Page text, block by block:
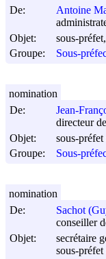
De:
Antoine
Objet:
sous-
Groupe:
Sous-
De:
Jean-
directeur
Objet:
sous-
Groupe:
Sous-
nomination
De:
Sachot
conseiller
Objet:
secrétaire
sous-
nomination